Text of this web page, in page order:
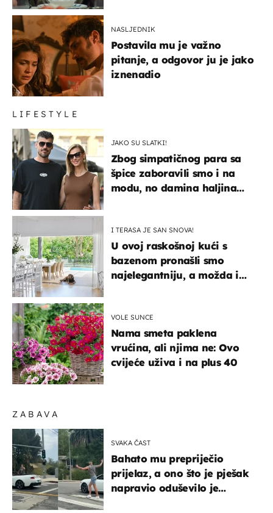
ZABAVA
SVAKA ČAST
Bahato mu prepriječio
prijelaz, a ono što je pješak
napravio oduševilo je
NASLJEDNIK
Postavila mu je važno
pitanje, a odgovor ju je jako
iznenadio
LIFESTYLE
JAKO SU SLATKI!
Zbog simpatičnog para sa
špice zaboravili smo i na
modu, no damina haljina
I TERASA JE SAN SNOVA!
U ovoj raskošnoj kući s
bazenom pronašli smo
najelegantniju, a možda i
VOLE SUNCE
Nama smeta paklena
vrućina, ali njima ne: Ovo
cvijeće uživa i na plus 40